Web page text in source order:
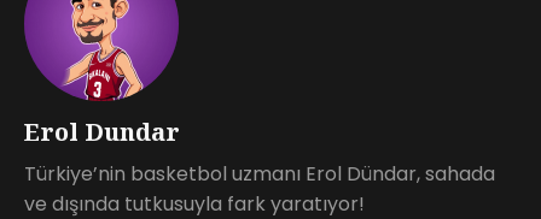
Erol Dundar
Türkiye’nin basketbol uzmanı Erol Dündar, sahada
ve dışında tutkusuyla fark yaratıyor!